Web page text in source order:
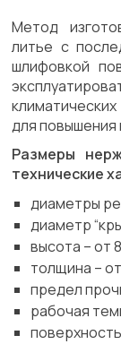
Метод
литье с
шлифовкой
для повышения
Размеры
технические
диаметры
диаметр
высота – от
толщина –
предел
рабочая